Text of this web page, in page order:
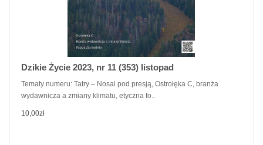
Dzikie Życie 2023, nr 11 (353) listopad
Tematy numeru: Tatry – Nosal pod presją, Ostrołęka C, branża
wydawnicza a zmiany klimatu, etyczna fo..
10,00zł